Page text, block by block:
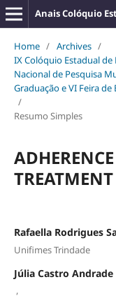
Home / Archives /
IX Colóquio Estadual
Nacional de Pesquisa
Graduação e VI Feira
/
Resumo Simples
Rafaella Rodrigues
Unifimes Trindade
Júlia Castro Andrade
,